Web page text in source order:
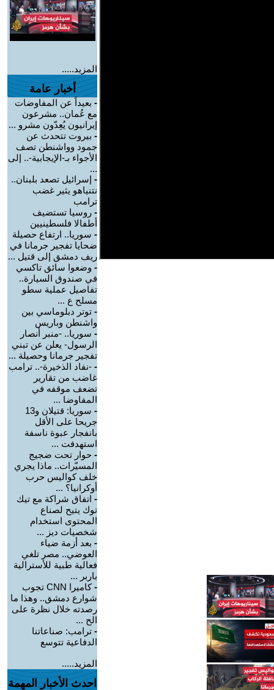
المزيد.....
أخبار عامة
- بعيداً عن المفاوضات
مع عُمان.. مشرعون
إيرانيون يُعِدّون مشرو ...
- بيروت تتحدث عن
جمود وواشنطن تصف
الأجواء بـ-الإيجابية-.. إلى
...
- إسرائيل تصعد بلبنان..
نتنياهو يثير غضب
ترامب
- روسيا تستضيف
أطفالا فلسطينيين
- سوريا.. ارتفاع حصيلة
ضحايا تفجير جرمانا في
ريف دمشق إلى قتيل ...
- وضعوا سائق تاكسي
في صندوق السيارة..
تفاصيل عملية سطو
مسلح ع ...
- توتر دبلوماسي بين
واشنطن وباريس
- سوريا.. -منبر أنصار
الرسول- يعلن عن تبني
تفجير جرمانا وحصيلة ...
- -نفاد الذخيرة-.. ترامب
غاضب من تقارير
تضعف موقفه في
المفاوضا ...
-
سوريا: قتيلان و13
جريحا على الأقل
بانفجار عبوة ناسفة
استهدفت ...
- حوار تحت ضجيج
المسيّرات.. ماذا يجري
خلف كواليس حرب
أوكرانيا؟ ...
- اتفاق شراكة مع تيك
توك يتيح لصناع
المحتوى استخدام
شخصيات ديز ...
- بعد أزمة ضياء
العوضي.. مصر تلغي
فعالية طبية للأسترالية
باربر ...
-
كاميرا CNN تجوب
شوارع دمشق.. وهذا ما
رصدته خلال نظرة على
الح ...
- ترامب: صناعاتنا
الدفاعية تتوسع
المزيد.....
احدث الأخبار المهمة